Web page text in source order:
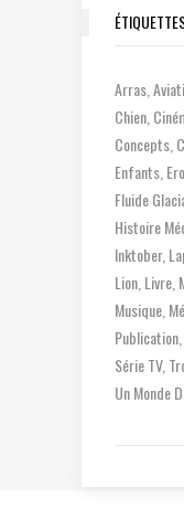
Arras
Chien
Concepts
Enfants
Fluide
Histoire
Inktober
Lion Livre
Musique
Publication
Série TV
Un Monde